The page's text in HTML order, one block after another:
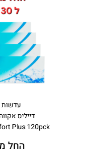
עדשות
דייליס
Plus 120pck
החל מ-